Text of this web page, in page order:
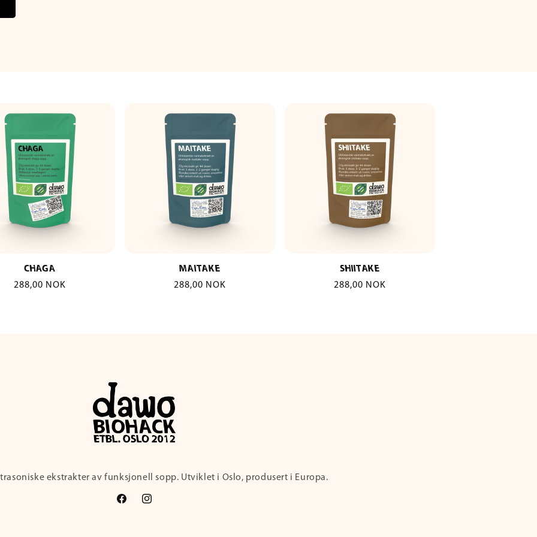
CHAGA
Vanlig
288,00 NOK
MAITAKE
Vanlig
288,00 NOK
SHIITAKE
Vanlig
288,00 NOK
ekstrakter av funksjonell sopp. Utviklet i Oslo, produsert i Europa.
FacebookInstagram